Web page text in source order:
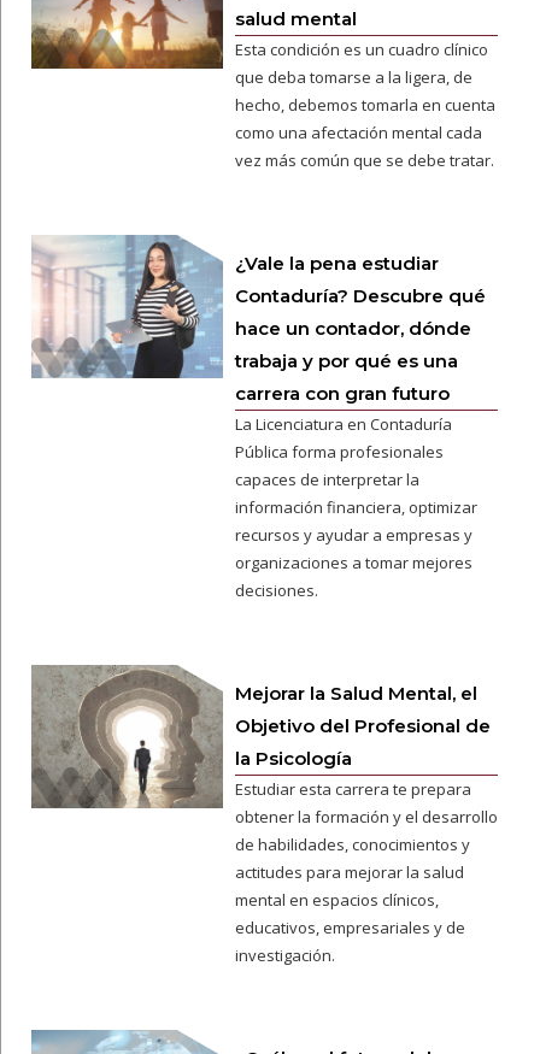
salud mental
Esta condición es un cuadro clínico
que deba tomarse a la ligera, de
hecho, debemos tomarla en cuenta
como una afectación mental cada
vez más común que se debe tratar.
¿Vale la pena estudiar
Contaduría? Descubre qué
hace un contador, dónde
trabaja y por qué es una
carrera con gran futuro
La Licenciatura en Contaduría
Pública forma profesionales
capaces de interpretar la
información financiera, optimizar
recursos y ayudar a empresas y
organizaciones a tomar mejores
decisiones.
Mejorar la Salud Mental, el
Objetivo del Profesional de
la Psicología
Estudiar esta carrera te prepara
obtener la formación y el desarrollo
de habilidades, conocimientos y
actitudes para mejorar la salud
mental en espacios clínicos,
educativos, empresariales y de
investigación.